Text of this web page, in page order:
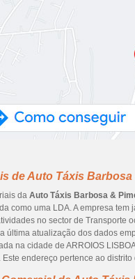
de Auto Táxis Barbosa
da Auto Táxis Barbosa &
como uma LDA. A empresa
no sector de Transporte
última atualização dos dados
na cidade de ARROIOS
Este endereço pertence ao distrito